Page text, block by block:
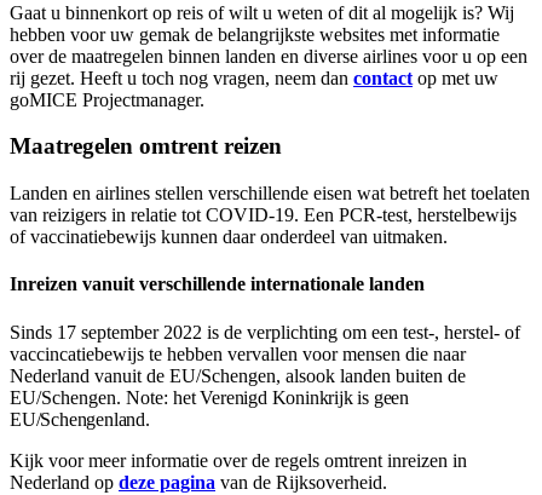
Gaat u binnenkort op reis of wilt u weten of dit al mogelijk is? Wij
hebben voor uw gemak de belangrijkste websites met informatie
over de maatregelen binnen landen en diverse airlines voor u op een
rij gezet. Heeft u toch nog vragen, neem dan contact op met uw
goMICE Projectmanager.
Maatregelen omtrent reizen
Landen en airlines stellen verschillende eisen wat betreft het toelaten
van reizigers in relatie tot COVID-19. Een PCR-test, herstelbewijs
of vaccinatiebewijs kunnen daar onderdeel van uitmaken.
Inreizen vanuit verschillende internationale landen
Sinds 17 september 2022 is de verplichting om een test-, herstel- of
vaccincatiebewijs te hebben vervallen voor mensen die naar
Nederland vanuit de EU/Schengen, alsook landen buiten de
EU/Schengen. Note: het Verenigd Koninkrijk is geen
EU/Schengenland.
Kijk voor meer informatie over de regels omtrent inreizen in
Nederland op deze pagina van de Rijksoverheid.